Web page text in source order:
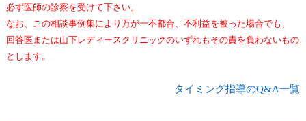
必ず医師の診察を受けて下さい。
なお、この相談事例集により万が一不都合、不利益を被った場合でも、
回答医または山下レディースクリニックのいずれもその責を負わないもの
とします。
タイミング指導のQ&A一覧